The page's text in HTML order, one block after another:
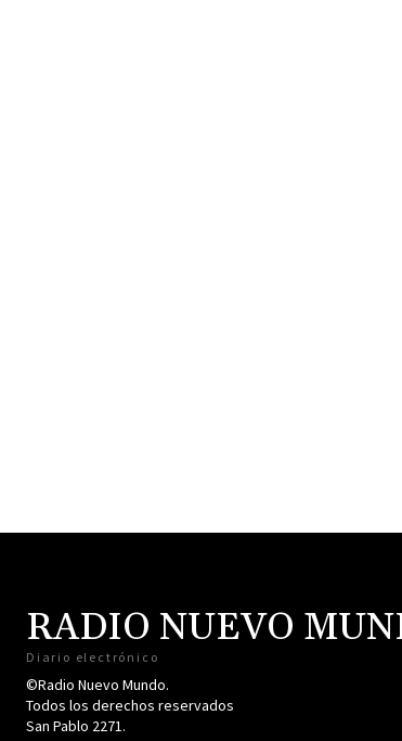
RADIO NUEVO
Diario electrónico
©Radio Nuevo Mundo.
Todos los derechos reservados
San Pablo 2271.